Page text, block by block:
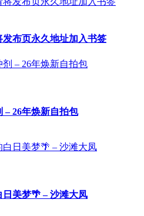
发布页永久地址加入书签
– 26年焕新自拍包
日美梦🌴 – 沙滩大凤